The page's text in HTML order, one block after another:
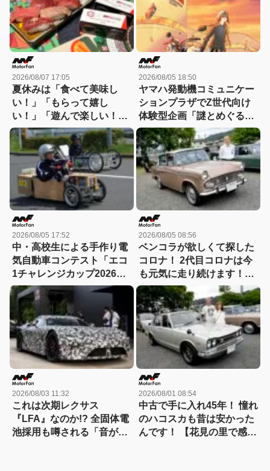
2026/08/07 17:05
夏休みは「食べて美味し
い！」「もらって嬉し
い！」「遊んで楽しい！」
GAZOO Racingとコラボす
るスシローへGO！
2026/08/05 18:50
ヤマハ発動機コミュニケー
ションプラザでZ世代向け
体験型企画「謎とめぐる記
憶の旅」が実施中！
2026/08/05 17:52
中・高校生による手作り電
気自動車コンテスト「エコ
1チャレンジカップ2026」
が8月22日に開催！
2026/08/05 08:56
ベンコラが欲しくて探した
コロナ！ 2代目コロナは今
も元気に走り続けます！
【花見の里で感謝の集いや
ります！】
2026/08/03 11:32
これは次期レクサス
『LFA』なのか!? 全固体電
池採用も噂される「音がし
2026/08/01 08:54
中古で手に入れ45年！ 憧れ
のハコスカも昔は安かった
んです！ 【花見の里で感謝